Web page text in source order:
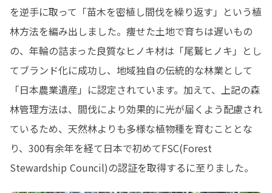
を逆手に取って「苗木を密植し間伐を繰り返す」という植
林方法を編み出しました。痩せた土地で育ちは遅いもの
の、年輪の詰まった良質なヒノキ材は「尾鷲ヒノキ」とし
てブランド化に成功し、地域独自の伝統的な林業として
「日本農業遺産」に認定されています。加えて、上記の森
林管理方法は、間伐により効果的に光が届くよう配慮され
ているため、天然林よりも多様な植物種を育むこととな
り、300有余年を経て日本で初めてFSC(Forest
Stewardship Council)の認証を取得するに至りました。